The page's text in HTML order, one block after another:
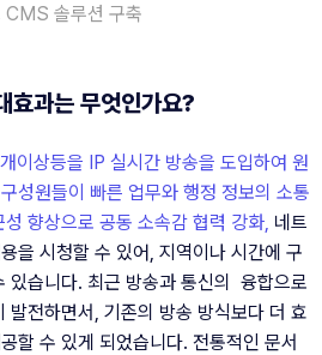
CMS 솔루션 구축
효과는 무엇인가요?
이상등을 IP 실시간 방송을 도입하여 원
성원들이 빠른 업무와 행정 정보의 소통
향상으로 공동 소속감 협력 강화, 네트
을 시청할 수 있어, 지역이나 시간에 구
있습니다. 최근 방송과 통신의  융합으로
발전하면서, 기존의 방송 방식보다 더 효
할 수 있게 되었습니다. 전통적인 문서